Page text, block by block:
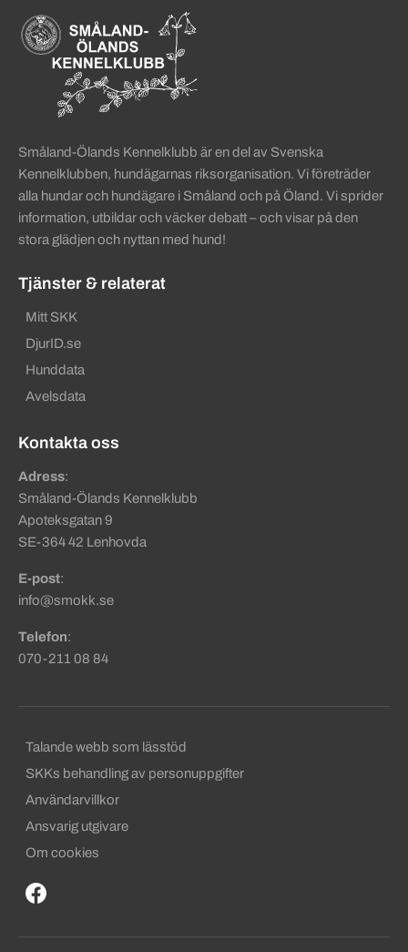
Sidinformation och
Köpa hund startsida
Småland-Ölands Kennelklubb är en del av Svenska
Kennelklubben, hundägarnas riksorganisation. Vi företräder
alla hundar och hundägare i Småland och på Öland. Vi sprider
information, utbildar och väcker debatt – och visar på den
stora glädjen och nyttan med hund!
Tjänster & relaterat
Mitt SKK
DjurID.se
Hunddata
Avelsdata
Kontakta oss
Adress:
Småland-Ölands Kennelklubb
Apoteksgatan 9
SE-364 42 Lenhovda
E-post:
info@smokk.se
Telefon:
070-211 08 84
Sekundära sidfotslänkar
Talande webb som lässtöd
SKKs behandling av personuppgifter
Användarvillkor
Ansvarig utgivare
Om cookies